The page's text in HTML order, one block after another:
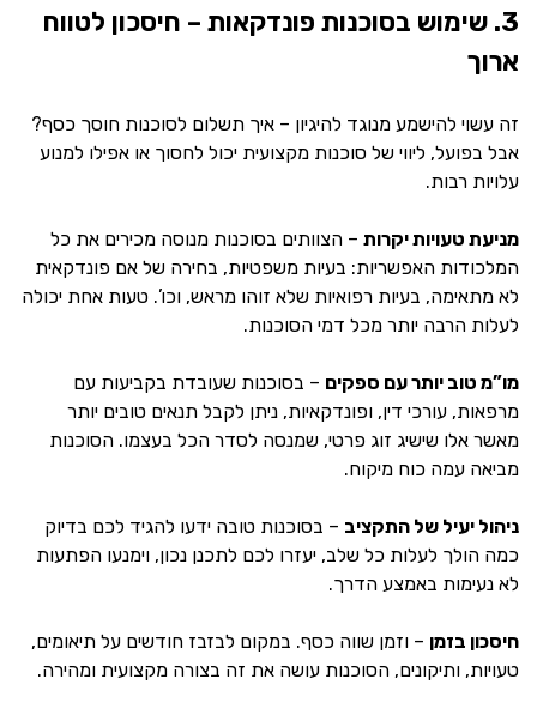
3. שימוש בסוכנות פונדקאות – חיסכון לטווח
ארוך
זה עשוי להישמע מנוגד להיגיון – איך תשלום לסוכנות חוסך כסף?
אבל בפועל, ליווי של סוכנות מקצועית יכול לחסוך או אפילו למנוע
עלויות רבות.
מניעת טעויות יקרות – הצוותים בסוכנות מנוסה מכירים את כל
המלכודות האפשריות: בעיות משפטיות, בחירה של אם פונדקאית
לא מתאימה, בעיות רפואיות שלא זוהו מראש, וכו’. טעות אחת יכולה
לעלות הרבה יותר מכל דמי הסוכנות.
מו”מ טוב יותר עם ספקים – בסוכנות שעובדת בקביעות עם
מרפאות, עורכי דין, ופונדקאיות, ניתן לקבל תנאים טובים יותר
מאשר אלו שישיג זוג פרטי, שמנסה לסדר הכל בעצמו. הסוכנות
מביאה עמה כוח מיקוח.
ניהול יעיל של התקציב – בסוכנות טובה ידעו להגיד לכם בדיוק
כמה הולך לעלות כל שלב, יעזרו לכם לתכנן נכון, וימנעו הפתעות
לא נעימות באמצע הדרך.
חיסכון בזמן – וזמן שווה כסף. במקום לבזבז חודשים על תיאומים,
טעויות, ותיקונים, הסוכנות עושה את זה בצורה מקצועית ומהירה.